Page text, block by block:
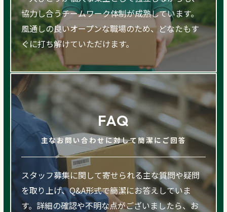
協力し合うチームワーク体制が成熟しています。
風通しの良いオープンな職場のため、どなたもす
ぐに打ち解けていただけます。
FAQ
主なお問い合わせに対して簡潔にご回答
スタッフ募集に関して寄せられる主な質問や疑問
を取り上げ、Q&A形式で簡潔にお答えしていま
す。詳細の確認や不明な点がございましたら、お